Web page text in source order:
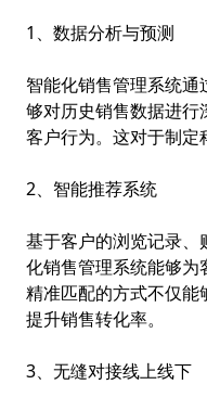
1、数据分析与预测
智能化销售管理系统
够对历史销售数据进行
客户行为。这对于制定
2、智能推荐系统
基于客户的浏览记录
化销售管理系统能够为
精准匹配的方式不仅能
提升销售转化率。
3、无缝对接线上线下